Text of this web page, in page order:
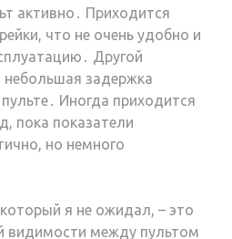
активно․ Приходится
что не очень удобно и
Другой
задержка
Иногда приходится
пока показатели
но немного
я не ожидал, – это
видимости между пультом